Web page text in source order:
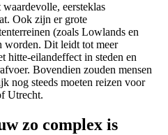
eersteklas
Ook zijn er grote
(zoals Lowlands en
worden. Dit leidt tot meer
hitte-eilandeffect in steden en
Bovendien zouden mensen
nog steeds moeten reizen voor
Utrecht.
zo complex is